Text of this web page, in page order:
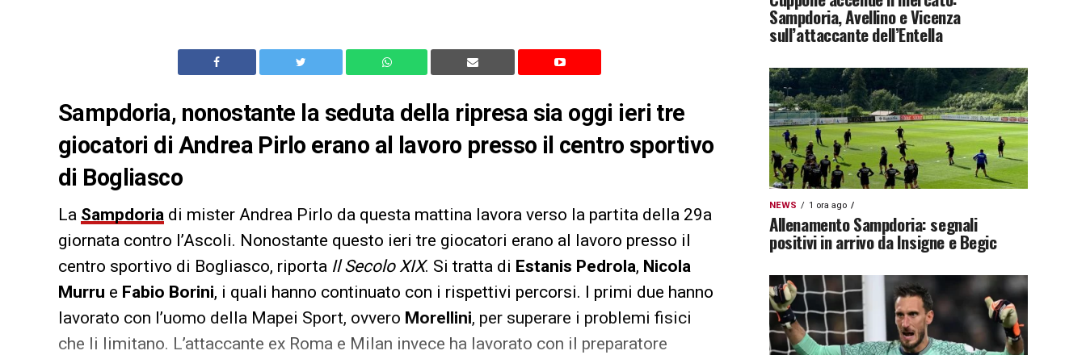
Sampdoria, nonostante la seduta della ripresa sia oggi ieri tre
giocatori di Andrea Pirlo erano al lavoro presso il centro sportivo
di Bogliasco
La Sampdoria di mister Andrea Pirlo da questa mattina lavora verso la partita della 29a
giornata contro l’Ascoli. Nonostante questo ieri tre giocatori erano al lavoro presso il
centro sportivo di Bogliasco, riporta Il Secolo XIX. Si tratta di Estanis Pedrola, Nicola
Murru e Fabio Borini, i quali hanno continuato con i rispettivi percorsi. I primi due hanno
lavorato con l’uomo della Mapei Sport, ovvero Morellini, per superare i problemi fisici
che li limitano. L’attaccante ex Roma e Milan invece ha lavorato con il preparatore
Sampdoria, Avellino e Vicenza
sull’attaccante dell’Entella
NEWS 1 ora ago
Allenamento Sampdoria: segnali
positivi in arrivo da Insigne e Begic